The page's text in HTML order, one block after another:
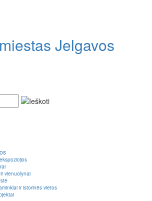
Jelgavos
vienuolynai
ir istorinės vietos